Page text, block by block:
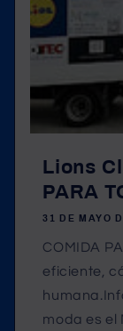
Lions
PARA
31 DE MAYO
COMIDA
eficiente,
moda es el